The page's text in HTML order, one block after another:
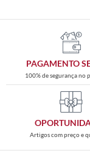
PAGAMENTO
100% de segurança no
Artigos com preço e